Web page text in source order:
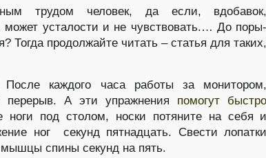
трудом человек, да если, вдобавок,
усталости и не чувствовать.… До поры-
Тогда продолжайте читать – статья для таких,
каждого часа работы за монитором,
перерыв. А эти упражнения помогут быстро
ноги под столом, носки потяните на себя и
ног секунд пятнадцать. Свести лопатки
спины секунд на пять.